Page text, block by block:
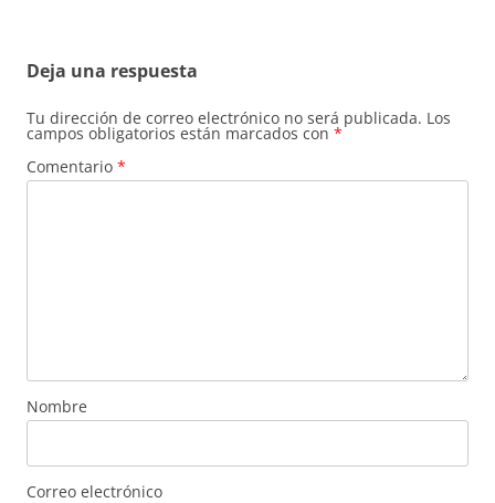
Deja una respuesta
Tu dirección de correo electrónico no será publicada. Los
campos obligatorios están marcados con *
Comentario *
Nombre
Correo electrónico